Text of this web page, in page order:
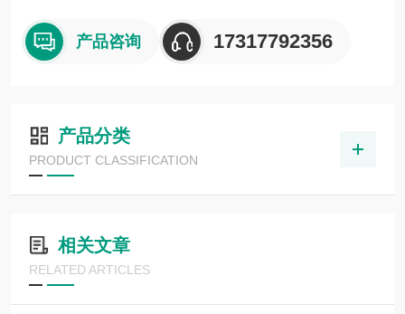
产品咨询 17317792356
产品分类
PRODUCT CLASSIFICATION
相关文章
RELATED ARTICLES